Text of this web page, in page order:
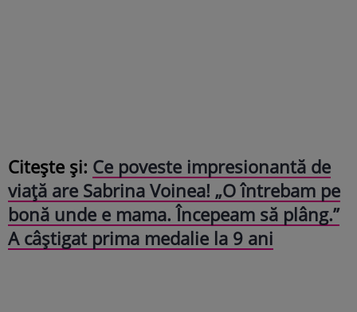
Citește și: Ce poveste impresionantă de
viață are Sabrina Voinea! „O întrebam pe
bonă unde e mama. Începeam să plâng.”
A câștigat prima medalie la 9 ani